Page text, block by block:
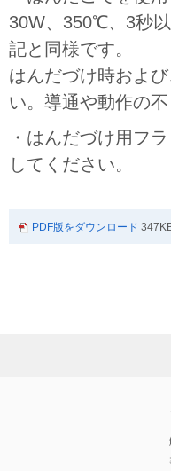
30W、350℃、3秒
記と同様です。
はんだづけ時およ
い。導通や動作の
・はんだづけ用フ
してください。
PDF版をダウンロード